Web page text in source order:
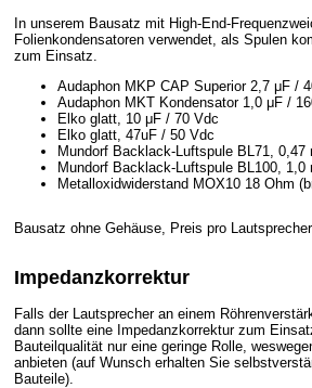
In unserem Bausatz mit High-End-
Folienkondensatoren verwendet, als Spulen
zum Einsatz.
Audaphon MKP CAP Superior 2,7 μF /
Audaphon MKT Kondensator 1,0 μF /
Elko glatt, 10 μF / 70 Vdc
Elko glatt, 47uF / 50 Vdc
Mundorf Backlack-Luftspule BL71, 0,47
Mundorf Backlack-Luftspule BL100, 1,0
Metalloxidwiderstand MOX10 18 Ohm
Bausatz ohne Gehäuse, Preis pro Lautsprecher
Impedanzkorrektur
Falls der Lautsprecher an einem
dann sollte eine Impedanzkorrektur zum
Bauteilqualität nur eine geringe Rolle,
anbieten (auf Wunsch erhalten Sie
Bauteile).